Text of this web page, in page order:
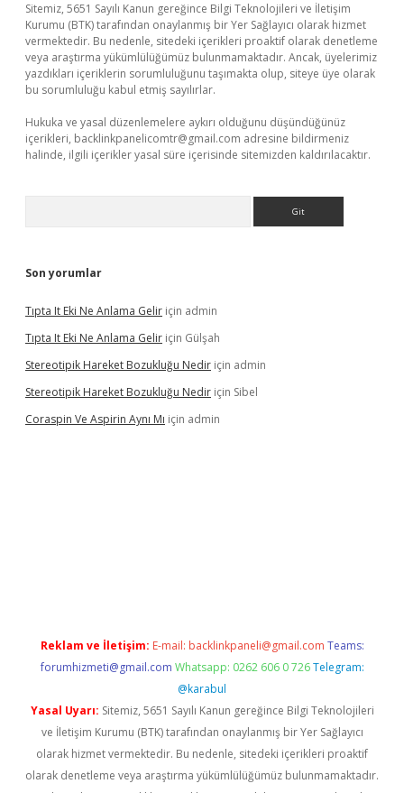
Sitemiz, 5651 Sayılı Kanun gereğince Bilgi Teknolojileri ve İletişim
Kurumu (BTK) tarafından onaylanmış bir Yer Sağlayıcı olarak hizmet
vermektedir. Bu nedenle, sitedeki içerikleri proaktif olarak denetleme
veya araştırma yükümlülüğümüz bulunmamaktadır. Ancak, üyelerimiz
yazdıkları içeriklerin sorumluluğunu taşımakta olup, siteye üye olarak
bu sorumluluğu kabul etmiş sayılırlar.
Hukuka ve yasal düzenlemelere aykırı olduğunu düşündüğünüz
içerikleri, backlinkpanelicomtr@gmail.com adresine bildirmeniz
halinde, ilgili içerikler yasal süre içerisinde sitemizden kaldırılacaktır.
Son yorumlar
Tıpta It Eki Ne Anlama Gelir için admin
Tıpta It Eki Ne Anlama Gelir için Gülşah
Stereotipik Hareket Bozukluğu Nedir için admin
Stereotipik Hareket Bozukluğu Nedir için Sibel
Coraspin Ve Aspirin Aynı Mı için admin
Reklam ve İletişim: E-mail: backlinkpaneli@gmail.com Teams:
forumhizmeti@gmail.com Whatsapp: 0262 606 0 726 Telegram:
@karabul
Yasal Uyarı: Sitemiz, 5651 Sayılı Kanun gereğince Bilgi Teknolojileri
ve İletişim Kurumu (BTK) tarafından onaylanmış bir Yer Sağlayıcı
olarak hizmet vermektedir. Bu nedenle, sitedeki içerikleri proaktif
olarak denetleme veya araştırma yükümlülüğümüz bulunmamaktadır.